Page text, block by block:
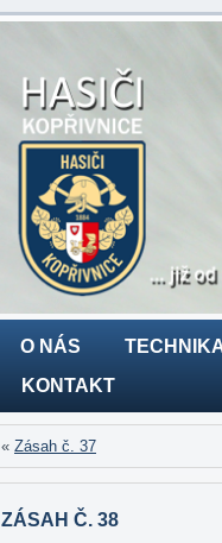
O NÁS
KONTAKT
« Zásah č. 37
ZÁSAH Č. 38